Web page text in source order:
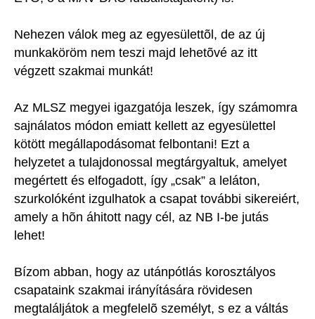
Nehezen válok meg az egyesülettõl, de az új
munkaköröm nem teszi majd lehetõvé az itt
végzett szakmai munkát!
Az MLSZ megyei igazgatója leszek, így számomra
sajnálatos módon emiatt kellett az egyesülettel
kötött megállapodásomat felbontani! Ezt a
helyzetet a tulajdonossal megtárgyaltuk, amelyet
megértett és elfogadott, így „csak” a leláton,
szurkolóként izgulhatok a csapat további sikereiért,
amely a hõn áhitott nagy cél, az NB I-be jutás
lehet!
Bízom abban, hogy az utánpótlás korosztályos
csapataink szakmai irányítására rövidesen
megtaláljátok a megfelelõ személyt, s ez a váltás